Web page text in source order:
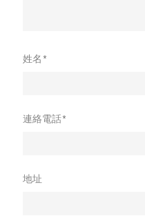
姓名*
連絡電話*
地址